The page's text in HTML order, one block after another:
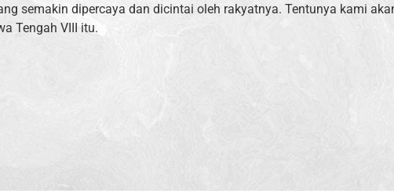
semakin dipercaya dan dicintai oleh rakyatnya. Tentunya kami
Tengah VIII itu.